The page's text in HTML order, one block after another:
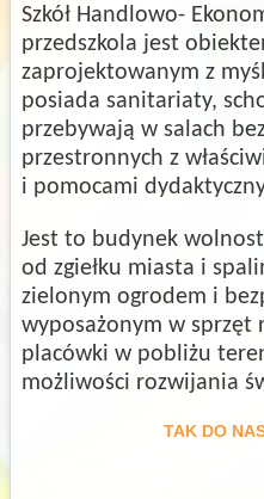
Szkół Handlowo-
przedszkola jest
zaprojektowanym z
posiada sanitariaty,
przebywają w salach
przestronnych z
i pomocami
Jest to budynek
od zgiełku miasta i
zielonym ogrodem i
wyposażonym w sprzęt
placówki w pobliżu
możliwości rozwijania
TAK DO